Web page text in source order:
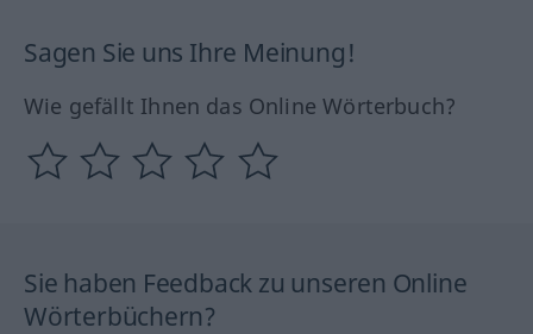
Sagen Sie uns Ihre Meinung!
Wie gefällt Ihnen das Online Wörterbuch?
Sie haben Feedback zu unseren Online
Wörterbüchern?